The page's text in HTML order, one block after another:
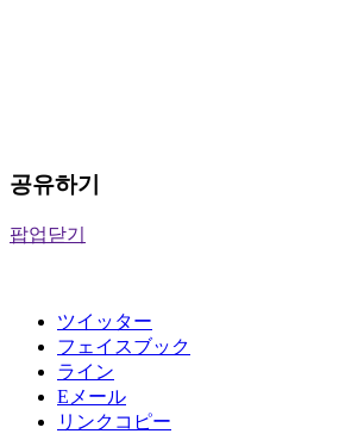
공유하기
팝업닫기
ツイッター
フェイスブック
ライン
Eメール
リンクコピー